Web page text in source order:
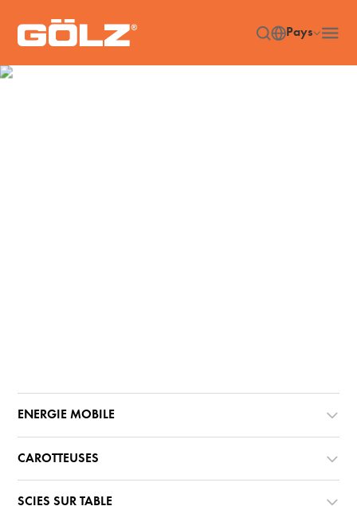
Pays
ENERGIE MOBILE
CAROTTEUSES
SCIES SUR TABLE